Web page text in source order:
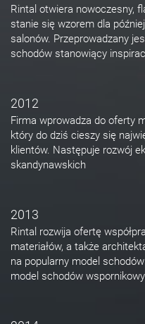
Rintal otwiera nowoczesny,
stanie się wzorem dla
salonów. Przeprowadzany
schodów stanowiący
2012
Firma wprowadza do oferty
który do dziś cieszy się
klientów. Następuje rozwój
skandynawskich
2013
Rintal rozwija ofertę
materiałów, a także
na popularny model
model schodów